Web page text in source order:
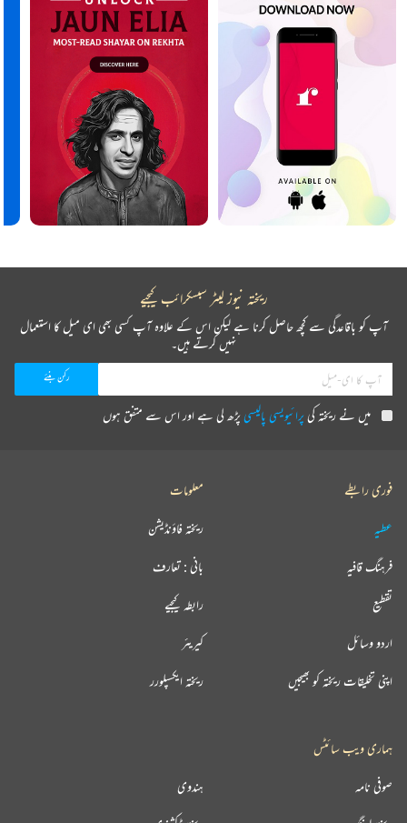
ریختہ نیوز لیٹر سبسکرائب کیجیے
آپ کو باقاعدگی سے کچھ حاصل کرنا ہے لیکن اس کے علاوہ آپ کسی بھی ای میل کا استعمال
نہیں کرتے ہیں۔
میں نے ریختہ کیپرائیویسی پالیسیپڑھ لی ہے اور اس سے متفق ہوں
فوری رابطے
عطیہ
فرہنگ قافیہ
تقطیع
اردو وسائل
اپنی تخلیقات ریختہ کو بھیجیں
معلومات
ریختہ فاؤنڈیشن
بانی : تعارف
رابطہ کیجیے
کیریئر
ریختہ ایکسپلورر
ہماری ویب سائٹس
ہندوی صوفی نامہ